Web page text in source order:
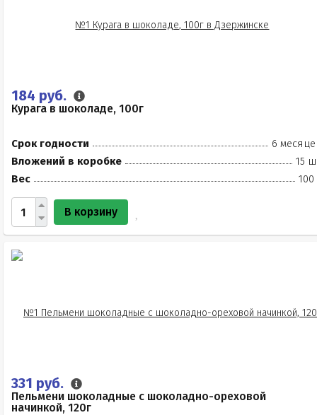
184 руб.
Курага в шоколаде, 100г
Срок годности
6
Вложений в коробке
15
Вес
100
В корзину
331 руб.
Пельмени шоколадные с шоколадно-ореховой
начинкой, 120г